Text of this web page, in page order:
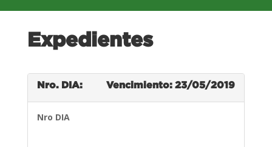
Expedientes
Nro. DIA: Vencimiento: 23/05/2019
Nro DIA